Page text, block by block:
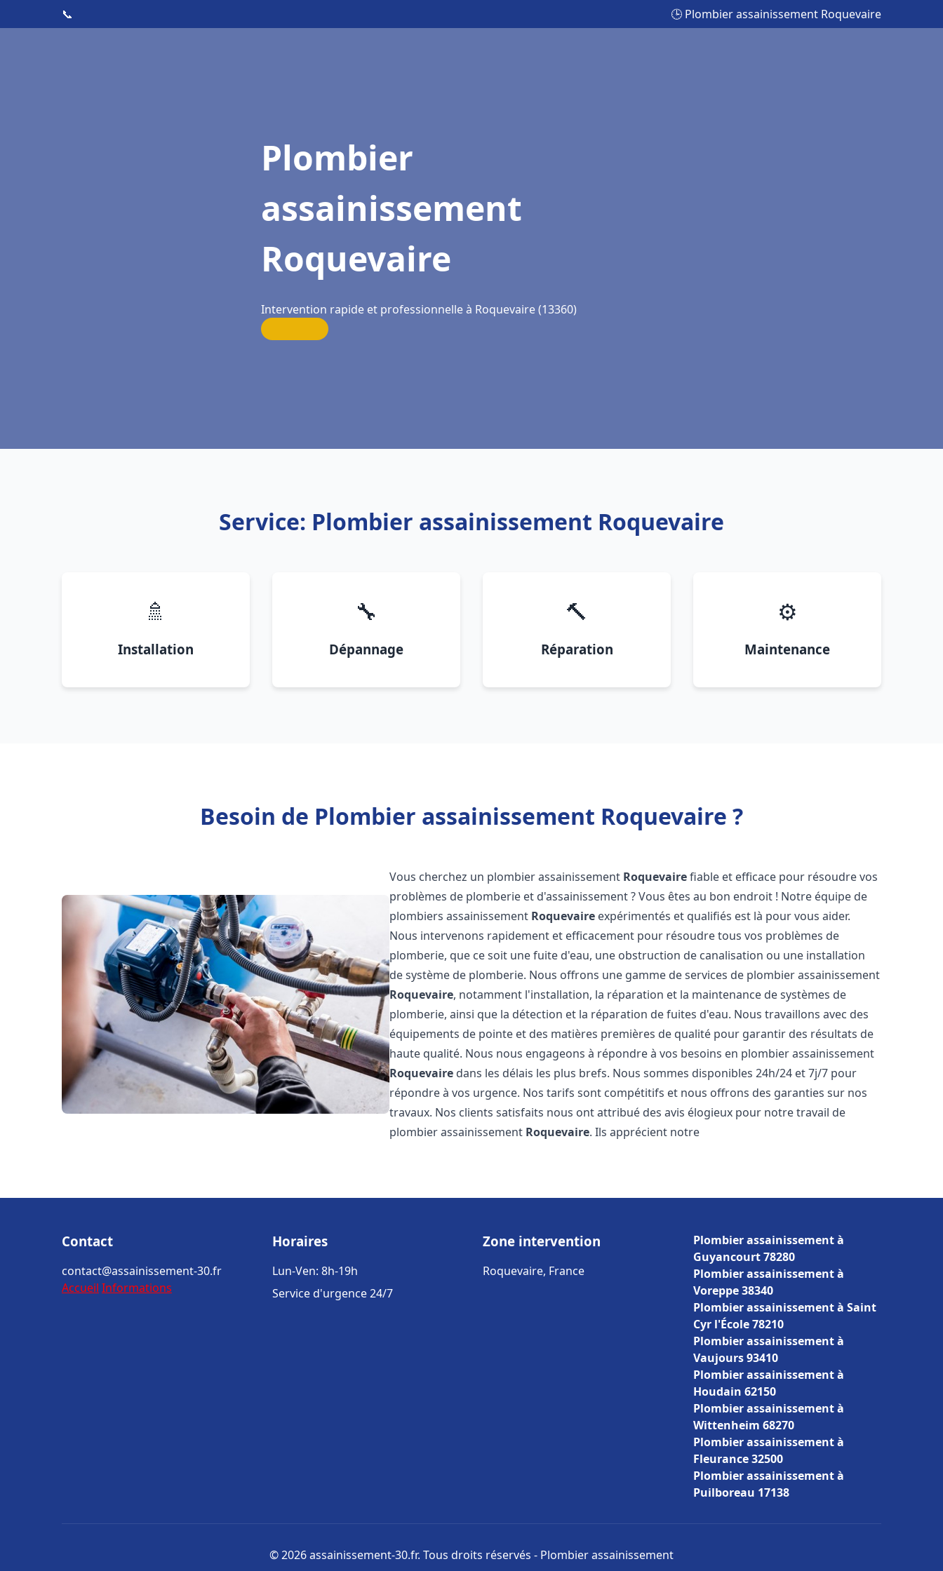
📞 🕒 Plombier assainissement Roquevaire
Plombier
assainissement
Roquevaire
Intervention rapide et professionnelle à Roquevaire (13360)
Service: Plombier assainissement Roquevaire
🚿
Installation
🔧
Dépannage
🔨
Réparation
⚙️
Maintenance
Besoin de Plombier assainissement Roquevaire ?
Vous cherchez un plombier assainissement Roquevairefiable et efficace pour résoudre vos
problèmes de plomberie et d'assainissement ? Vous êtes au bon endroit ! Notre équipe de
plombiers assainissement Roquevaire expérimentés et qualifiés est là pour vous aider.
Nous intervenons rapidement et efficacement pour résoudre tous vos problèmes de
plomberie, que ce soit une fuite d'eau, une obstruction de canalisation ou une installation
de système de plomberie. Nous offrons une gamme de services de plombier assainissement
Roquevaire, notamment l'installation, la réparation et la maintenance de systèmes de
plomberie, ainsi que la détection et la réparation de fuites d'eau. Nous travaillons avec des
équipements de pointe et des matières premières de qualité pour garantir des résultats de
haute qualité. Nous nous engageons à répondre à vos besoins en plombier assainissement
Roquevaire dans les délais les plus brefs. Nous sommes disponibles 24h/24 et 7j/7 pour
répondre à vos urgence. Nos tarifs sont compétitifs et nous offrons des garanties sur nos
travaux. Nos clients satisfaits nous ont attribué des avis élogieux pour notre travail de
plombier assainissement Roquevaire. Ils apprécient notre
Contact
contact@assainissement-30.fr
Accueil Informations
Horaires
Lun-Ven: 8h-19h
Service d'urgence 24/7
Zone intervention
Roquevaire, France
Plombier assainissement à
Guyancourt 78280
Plombier assainissement à
Voreppe 38340
Plombier assainissement à Saint
Cyr l'École 78210
Plombier assainissement à
Vaujours 93410
Plombier assainissement à
Houdain 62150
Plombier assainissement à
Wittenheim 68270
Plombier assainissement à
Fleurance 32500
Plombier assainissement à
Puilboreau 17138
© 2026 assainissement-30.fr. Tous droits réservés - Plombier assainissement